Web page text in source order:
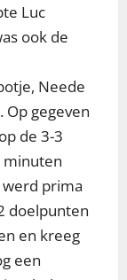
Luc
ook de
Neede
Op gegeven
de 3-3
minuten
werd prima
doelpunten
en kreeg
een